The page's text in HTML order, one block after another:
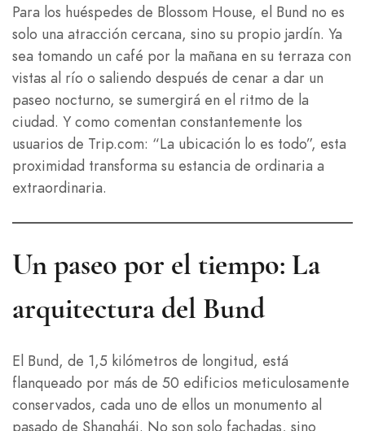
Para los huéspedes de Blossom House, el Bund no es
solo una atracción cercana, sino su propio jardín. Ya
sea tomando un café por la mañana en su terraza con
vistas al río o saliendo después de cenar a dar un
paseo nocturno, se sumergirá en el ritmo de la
ciudad. Y como comentan constantemente los
usuarios de Trip.com: “La ubicación lo es todo”, esta
proximidad transforma su estancia de ordinaria a
extraordinaria.
Un paseo por el tiempo: La
arquitectura del Bund
El Bund, de 1,5 kilómetros de longitud, está
flanqueado por más de 50 edificios meticulosamente
conservados, cada uno de ellos un monumento al
pasado de Shanghái. No son solo fachadas, sino